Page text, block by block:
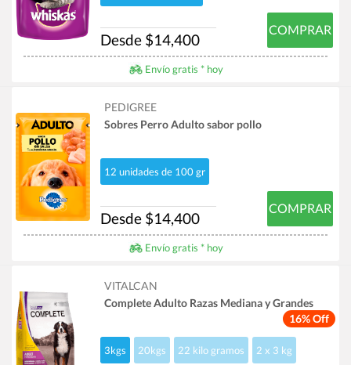
Desde $14,400
COMPRAR
Envío gratis * hoy
PEDIGREE
Sobres Perro Adulto sabor pollo
12 unidades de 100 gr
Desde $14,400
COMPRAR
Envío gratis * hoy
16% Off
VITALCAN
Complete Adulto Razas Mediana y Grandes
3kgs 20kgs 22 kilo gramos 2 x 3 kg